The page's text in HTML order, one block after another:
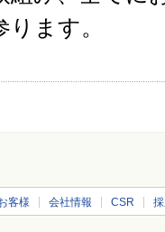
ます。
客様 会社情報 CSR